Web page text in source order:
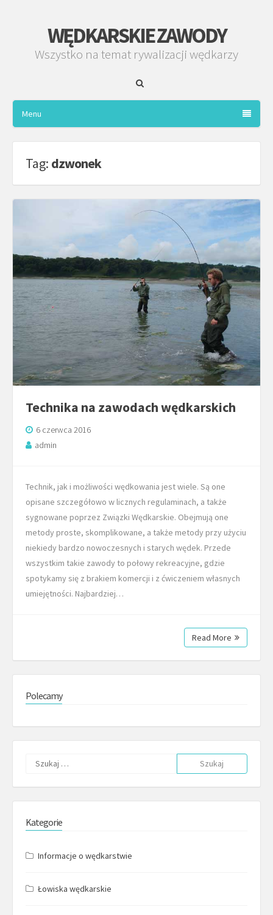
WĘDKARSKIE ZAWODY
Wszystko na temat rywalizacji wędkarzy
Menu
Tag: dzwonek
Technika na zawodach wędkarskich
6 czerwca 2016
admin
Technik, jak i możliwości wędkowania jest wiele. Są one
opisane szczegółowo w licznych regulaminach, a także
sygnowane poprzez Związki Wędkarskie. Obejmują one
metody proste, skomplikowane, a także metody przy użyciu
niekiedy bardzo nowoczesnych i starych wędek. Przede
wszystkim takie zawody to połowy rekreacyjne, gdzie
spotykamy się z brakiem komercji i z ćwiczeniem własnych
umiejętności. Najbardziej…
Read More
Polecamy
Szukaj:
Kategorie
Informacje o wędkarstwie
Łowiska wędkarskie